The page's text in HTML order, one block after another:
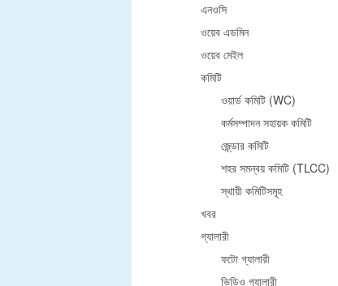
এনওসি
ওয়েব এডমিন
ওয়েব মেইল
কমিটি
ওয়ার্ড কমিটি (WC)
কর্মসম্পাদন সহায়ক কমিটি
জে্ন্ডার কমিটি
শহর সমন্বয় কমিটি (TLCC)
স্থায়ী কমিটিসমূহ
খবর
গ্যালারী
ফটো গ্যালারী
ভিডিও গ্যালারী